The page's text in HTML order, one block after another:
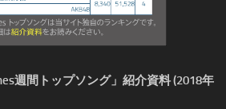
週間トップソング」紹介資料 (2018年